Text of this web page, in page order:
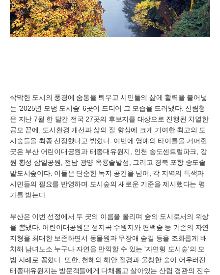
삭막한 도시의 풍경에 숨통을 틔우고 시민들의 삶에 활력을 불어넣
는 '2025년 모범 도시숲' 6곳이 드디어 그 모습을 드러냈다. 산림청
은 지난 7월 한 달간 전국 27곳의 후보지를 대상으로 진행된 치열한
공모 끝에, 도시환경 개선과 삶의 질 향상에 크게 기여한 최고의 도
시숲들을 최종 선정했다고 밝혔다. 이번에 영예의 타이틀을 거머쥔
곳은 부산 어린이대공원과 태종대유원지, 인천 송도센트럴파크, 강
원 횡성 삼일공원, 전남 광양 옥룡솔밭섬, 그리고 경북 포항 송도솔
밭도시숲이다. 이들은 단순한 녹지 공간을 넘어, 각 지역의 특색과
시민들의 필요를 반영하며 도시숲의 새로운 기준을 제시했다는 평
가를 받는다.
부산은 이번 선정에서 두 곳의 이름을 올리며 숲의 도시로서의 위상
을 뽐냈다. 어린이대공원은 성지곡 수원지와 편백숲 등 기존의 자연
지형을 최대한 보존하면서 동물원과 무장애 숲길 등을 조화롭게 배
치해 남녀노소 누구나 자연을 만끽할 수 있는 '자연형 도시숲'의 모
범 사례로 꼽혔다. 또한, 천혜의 해안 절경과 울창한 숲이 어우러진
태종대유원지는 방문객들에게 다채롭고 살아있는 산림 경관의 진수